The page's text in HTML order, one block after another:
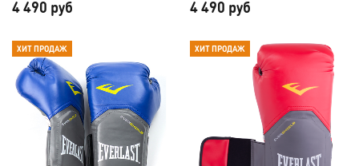
4 490 руб 4 490 руб
ХИТ ПРОДАЖ ХИТ ПРОДАЖ